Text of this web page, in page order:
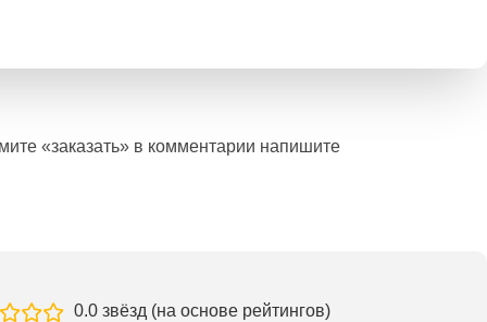
«заказать» в комментарии напишите
0.0 звёзд (на основе рейтингов)